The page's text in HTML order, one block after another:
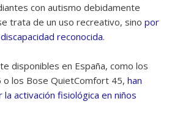
con autismo debidamente
trata de un uso recreativo, sino por
reconocida.
disponibles en España, como los
o los Bose QuietComfort 45, han
la activación fisiológica en niños